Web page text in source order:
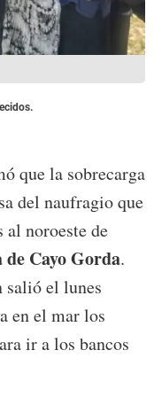
que la sobrecarga
del naufragio que
noroeste de
Cayo Gorda.
salió el lunes
en el mar los
ir a los bancos